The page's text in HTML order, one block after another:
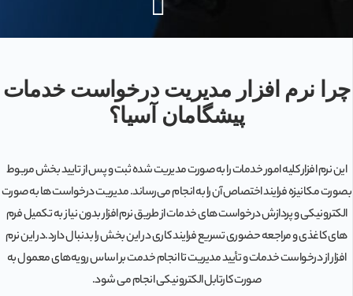
چرا نرم افزار مدیریت درخواست خدمات
پیشگامان آسیا؟
این نرم افزار کلیه امور خدمات را به صورت مدیریت شده ثبت و پس از تایید بخش مربوط
بصورت مکانیزه فرایند اختصاص آن را به انجام می‌رساند. مدیریت درخواست ها به صورت
الکترونیکی و پردازش درخواست های خدمات از طریق نرم افزار بدون نیاز به تکمیل فرم
های کاغذی و مراجعه حضوری تسریع فرایند کاری در این بخش را بدنبال دارد.در این نرم
افزار از درخواست خدمات و تأیید مدیریت تا انجام خدمت بر اساس رویه‌های معمول به
صورت کارتابل الکترونیکی انجام می شود.